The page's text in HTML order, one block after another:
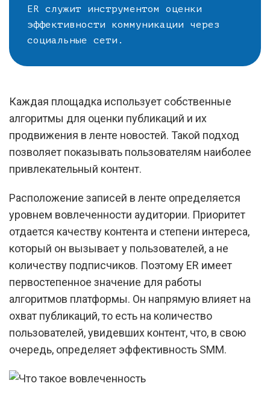
ER служит инструментом оценки
эффективности коммуникации через
социальные сети.
Каждая площадка использует собственные
алгоритмы для оценки публикаций и их
продвижения в ленте новостей. Такой подход
позволяет показывать пользователям наиболее
привлекательный контент.
Расположение записей в ленте определяется
уровнем вовлеченности аудитории. Приоритет
отдается качеству контента и степени интереса,
который он вызывает у пользователей, а не
количеству подписчиков. Поэтому ER имеет
первостепенное значение для работы
алгоритмов платформы. Он напрямую влияет на
охват публикаций, то есть на количество
пользователей, увидевших контент, что, в свою
очередь, определяет эффективность SMM.